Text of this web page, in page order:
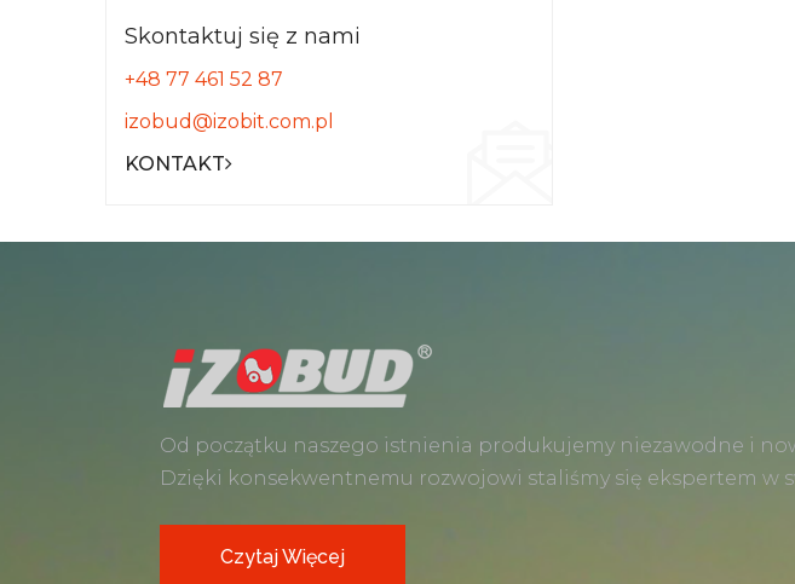
Skontaktuj się z nami
+48 77 461 52 87
izobud@izobit.com.pl
KONTAKT
Od początku naszego istnienia produkujemy niezawodne i
Dzięki konsekwentnemu rozwojowi staliśmy się ekspertem w
Czytaj Więcej